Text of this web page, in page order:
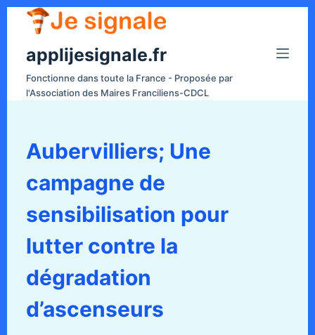
applijesignale.fr
Fonctionne dans toute la France - Proposée par
l'Association des Maires Franciliens-CDCL
Aubervilliers; Une
campagne de
sensibilisation pour
lutter contre la
dégradation
d’ascenseurs